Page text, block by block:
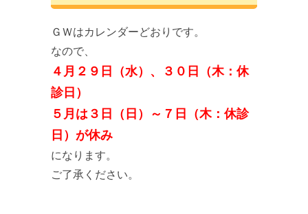
ＧＷはカレンダーどおりです。
なので、
４月２９日（水）、３０日（木：休
診日）
５月は３日（日）～７日（木：休診
日）が休み
になります。
ご了承ください。